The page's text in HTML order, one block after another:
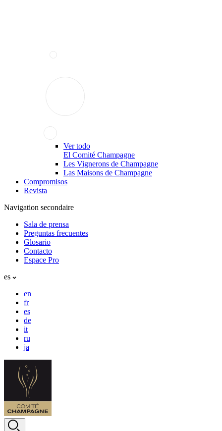
Ver todo
El Comité Champagne
Les Vignerons de Champagne
Las Maisons de Champagne
Compromisos
Revista
Navigation secondaire
Sala de prensa
Preguntas frecuentes
Glosario
Contacto
Espace Pro
es
en
fr
es
de
it
ru
ja